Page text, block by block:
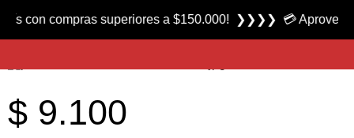
Producto nuevo
Anzuelo para Atar Moscas serie 34043 NP-BN marca Mustad
$ 9.100
superiores a $150.000! ❯❯❯❯ 💳 Aprovecha las 3